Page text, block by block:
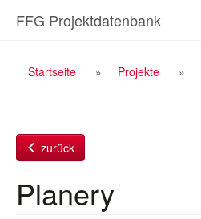
InhaltFFG Projektdatenbank
Breadcrumb
Startseite Projekte
zurück
Planery